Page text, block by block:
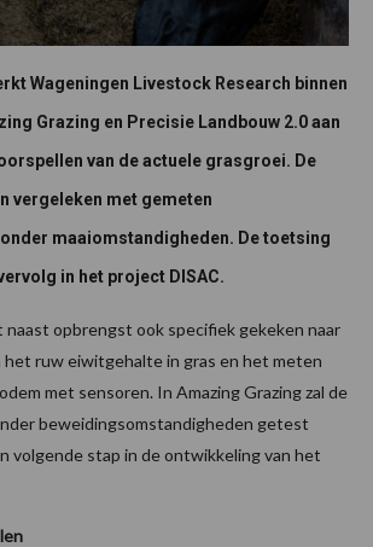
Wageningen Livestock Research binnen
Grazing en Precisie Landbouw 2.0 aan
van de actuele grasgroei. De
vergeleken met gemeten
maaiomstandigheden. De toetsing
in het project DISAC.
opbrengst ook specifiek gekeken naar
het ruw eiwitgehalte in gras en het meten
met sensoren. In Amazing Grazing zal de
beweidingsomstandigheden getest
volgende stap in de ontwikkeling van het